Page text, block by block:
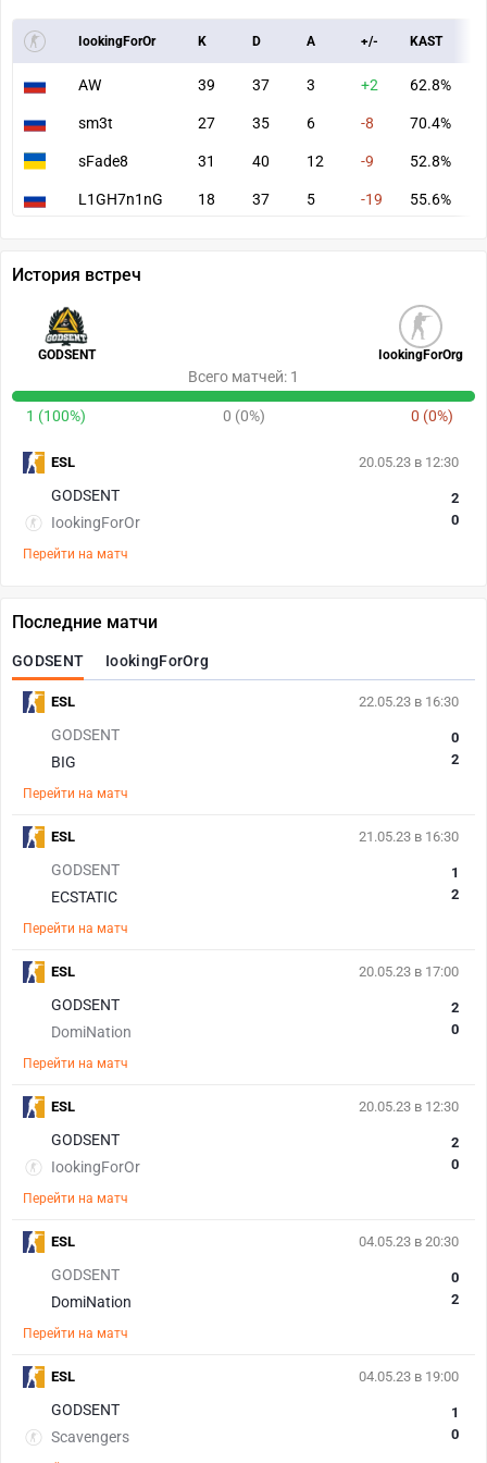
IookingForOr K D A +/- KAST
AW 39 37 3 +2 62.8%
sm3t 27 35 6 -8 70.4%
sFade8 31 40 12 -9 52.8%
L1GH7n1nG 18 37 5 -19 55.6%
История встреч
GODSENT IookingForOrg
Всего матчей: 1
1 (100%) 0 (0%) 0 (0%)
20.05.23 в 12:30
GODSENT
IookingForOr
2
0
Перейти на матч
ESL
Последние матчи
GODSENT IookingForOrg
22.05.23 в 16:30
GODSENT
BIG
0
2
Перейти на матч
ESL
21.05.23 в 16:30
GODSENT
ECSTATIC
1
2
Перейти на матч
ESL
20.05.23 в 17:00
GODSENT
DomiNation
2
0
Перейти на матч
ESL
20.05.23 в 12:30
GODSENT
IookingForOr
2
0
Перейти на матч
ESL
04.05.23 в 20:30
GODSENT
DomiNation
0
2
Перейти на матч
ESL
04.05.23 в 19:00
GODSENT
Scavengers
1
0
ESL